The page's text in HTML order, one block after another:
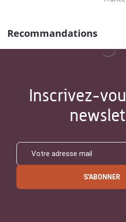
Recommandations
Inscrivez-
S'ABONNER